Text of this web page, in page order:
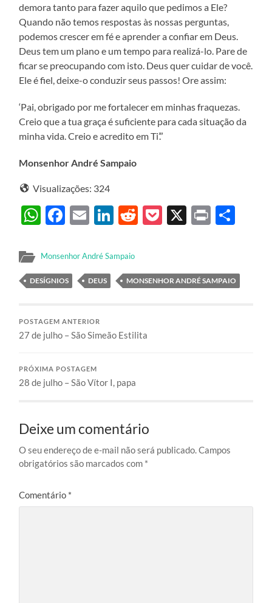
demora tanto para fazer aquilo que pedimos a Ele?
Quando não temos respostas às nossas perguntas,
podemos crescer em fé e aprender a confiar em Deus.
Deus tem um plano e um tempo para realizá-lo. Pare de
ficar se preocupando com isto. Deus quer cuidar de você.
Ele é fiel, deixe-o conduzir seus passos! Ore assim:
‘Pai, obrigado por me fortalecer em minhas fraquezas.
Creio que a tua graça é suficiente para cada situação da
minha vida. Creio e acredito em Ti’.”
Monsenhor André Sampaio
Visualizações: 324
WhatsApp
Facebook
EmailLinkedIn
Reddit
Pocket
X Print
Monsenhor André Sampaio
DESÍGNIOS DEUS MONSENHOR ANDRÉ SAMPAIO
POSTAGEM ANTERIOR
27 de julho – São Simeão Estilita
PRÓXIMA POSTAGEM
28 de julho – São Vítor I, papa
Deixe um comentário
O seu endereço de e-mail não será publicado. Campos
obrigatórios são marcados com *
Comentário *